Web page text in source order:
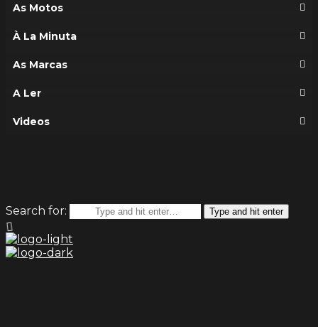
As Motos
À La Minuta
As Marcas
A Ler
Videos
Search for: Type and hit enter